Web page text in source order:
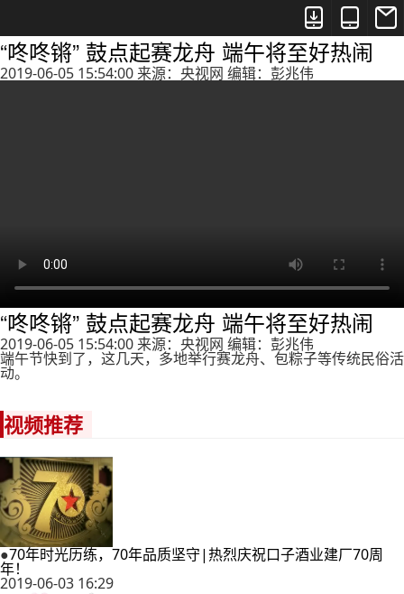



“咚咚锵” 鼓点起赛龙舟 端午将至好热闹
2019-06-05 15:54:00 来源：央视网 编辑：彭兆伟
“咚咚锵” 鼓点起赛龙舟 端午将至好热闹
2019-06-05 15:54:00 来源：央视网 编辑：彭兆伟
端午节快到了，这几天，多地举行赛龙舟、包粽子等传统民俗活
动。
视频推荐
●70年时光历练，70年品质坚守|热烈庆祝口子酒业建厂70周
年！
2019-06-03 16:29